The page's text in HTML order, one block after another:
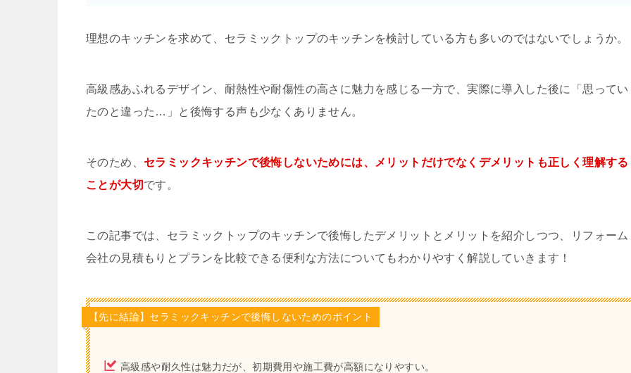
理想のキッチンを求めて、セラミックトップのキッチンを検討している方も多いのではないでしょうか。
高級感あふれるデザイン、耐熱性や耐傷性の高さに魅力を感じる一方で、実際に導入した後に「思ってい
たのと違った…」と後悔する声も少なくありません。
そのため、 セラミックキッチンで後悔しないためには、メリットだけでなくデメリットも正しく理解する
ことが大切です。
この記事では、セラミックトップのキッチンで後悔したデメリットとメリットを紹介しつつ、リフォーム
会社の見積もりとプランを比較できる便利な方法についてもわかりやすく解説していきます！
【先に結論】セラミックキッチンで後悔しないためのポイント
高級感や耐久性は魅力だが、初期費用や施工費が高額になりやすい。